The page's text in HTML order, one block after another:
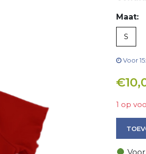
Maat:
S
Voor
€
1 op